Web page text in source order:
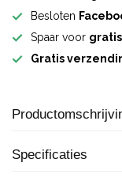
Besloten
Spaar voor
Gratis
Specificaties